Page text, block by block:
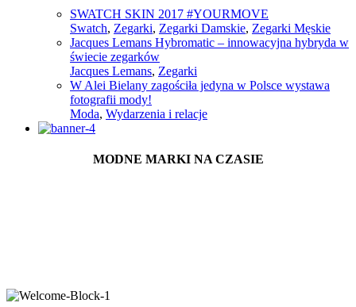
SWATCH SKIN 2017 #YOURMOVE
Swatch, Zegarki, Zegarki Damskie, Zegarki Męskie
Jacques Lemans Hybromatic – innowacyjna hybryda w
świecie zegarków
Jacques Lemans, Zegarki
W Alei Bielany zagościła jedyna w Polsce wystawa
fotografii mody!
Moda, Wydarzenia i relacje
MODNE MARKI NA CZASIE